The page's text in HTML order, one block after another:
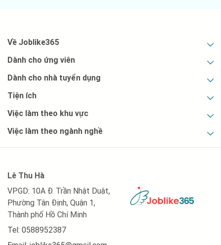
việc làm tại Lai Châu
việc làm tại Lâm Đồng
việc làm tại Lạng Sơn
việc làm tại Lào Cai
việc làm tại Nghệ An
việc làm tại Ninh Bình
việc làm tại Ninh Thuận
việc làm tại Phú Thọ
Về Joblike365
Dành cho ứng viên
Dành cho nhà tuyển dụng
Tiện ích
Việc làm theo khu vực
Việc làm theo ngành nghề
Lê Thu Hà
VPGD: 10A Đ. Trần Nhật Duật,
Phường Tân Định, Quận 1,
Thành phố Hồ Chí Minh
Tel: 0588952387